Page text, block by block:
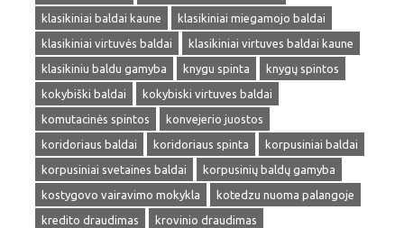
klasikiniai baldai kaune
klasikiniai miegamojo baldai
klasikiniai virtuvės baldai
klasikiniai virtuves baldai kaune
klasikiniu baldu gamyba
knygu spinta
knygų spintos
kokybiški baldai
kokybiski virtuves baldai
komutacinės spintos
konvejerio juostos
koridoriaus baldai
koridoriaus spinta
korpusiniai baldai
korpusiniai svetaines baldai
korpusinių baldų gamyba
kostygovo vairavimo mokykla
kotedzu nuoma palangoje
kredito draudimas
krovinio draudimas